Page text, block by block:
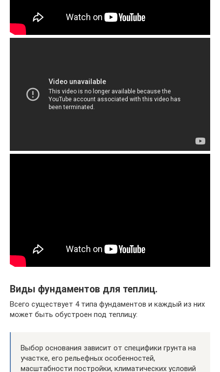
Виды фундаментов для теплиц.
Всего существует 4 типа фундаментов и каждый из них
может быть обустроен под теплицу:
Выбор основания зависит от специфики грунта на
участке, его рельефных особенностей,
масштабности постройки, климатических условий